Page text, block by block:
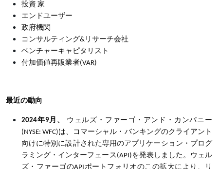
投資 家
エンドユーザー
政府機関
コンサルティング&リサーチ会社
ベンチャーキャピタリスト
付加価値再販業者(VAR)
最近の動向
2024年9月、 ウェルズ・ファーゴ・アンド・カンパニー
(NYSE: WFC)は、コマーシャル・バンキングのクライアント
向けに特別に設計された専用のアプリケーション・プログ
ラミング・インターフェース (API) を発表しました。ウェル
ズ・ファーゴのAPI ポートフォリオのこの拡大により、リ